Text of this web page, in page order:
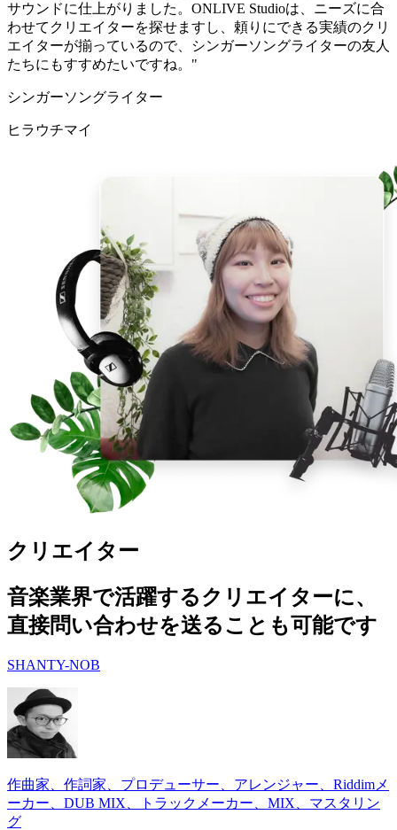
サウンドに仕上がりました。ONLIVE Studioは、ニーズに合
わせてクリエイターを探せますし、頼りにできる実績のクリ
エイターが揃っているので、シンガーソングライターの友人
たちにもすすめたいですね。"
シンガーソングライター
ヒラウチマイ
クリエイター
音楽業界で活躍するクリエイターに、
直接問い合わせを送ることも可能です
SHANTY-NOB
作曲家、作詞家、プロデューサー、アレンジャー、Riddimメ
ーカー、DUB MIX、トラックメーカー、MIX、マスタリン
グ